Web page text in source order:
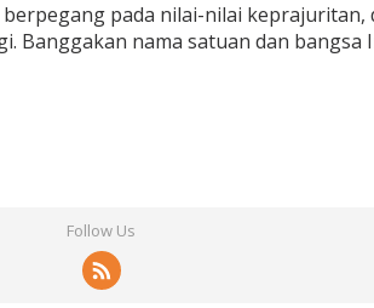
pada nilai-nilai keprajuritan,
Banggakan nama satuan dan bangsa
Follow Us